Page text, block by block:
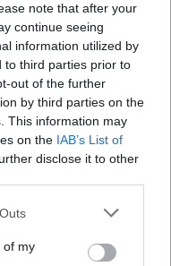
note that after your
continue seeing
information utilized by
to third parties prior to
out of the further
by third parties on the
This information may
on the IAB’s List of
disclose it to other
of my